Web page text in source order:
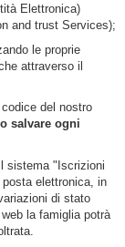
Elettronica)
and trust Services);
le proprie
attraverso il
del nostro
salvare ogni
sistema "Iscrizioni
elettronica, in
di stato
la famiglia potrà